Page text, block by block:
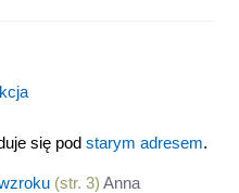
się podstarym adresem.
(str. 3) Anna